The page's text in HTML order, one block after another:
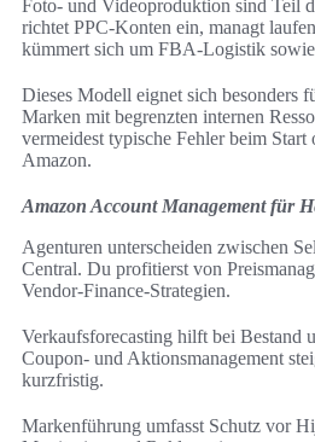
Foto- und Videoproduktion sind Teil
richtet PPC-Konten ein, managt
kümmert sich um FBA-Logistik sowie
Dieses Modell eignet sich besonders
Marken mit begrenzten internen
vermeidest typische Fehler beim Start
Amazon.
Amazon Account Management für
Agenturen unterscheiden zwischen
Central. Du profitierst von
Vendor-Finance-Strategien.
Verkaufsforecasting hilft bei Bestand
Coupon- und Aktionsmanagement
kurzfristig.
Markenführung umfasst Schutz vor